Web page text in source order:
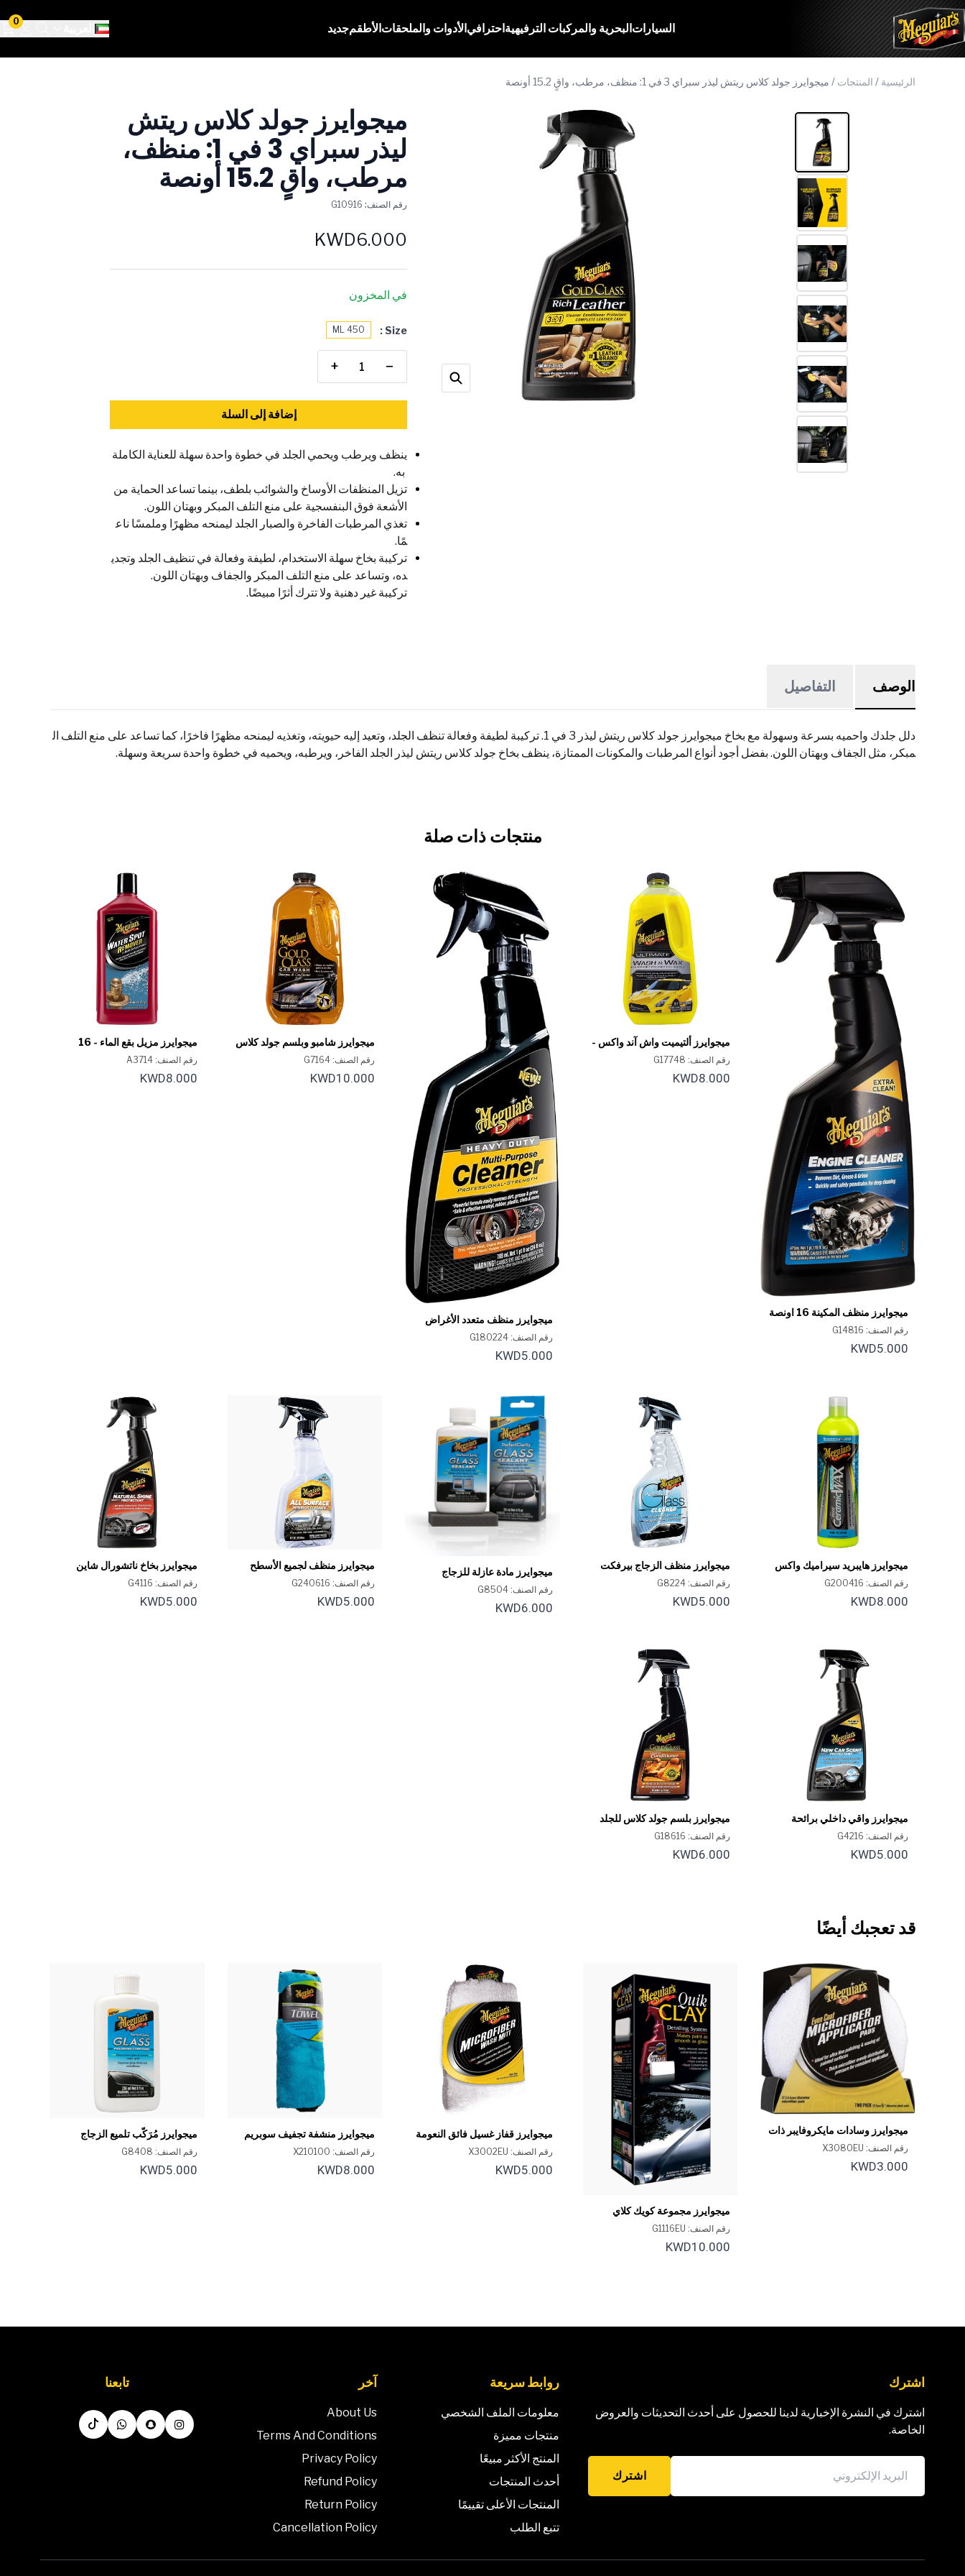
السياراتالبحرية والمركبات الترفيهيةاحترافيالأدوات والملحقاتالأطقمجديد
0
الرئيسية / المنتجات / ميجوايرز جولد كلاس ريتش ليذر سبراي 3 في 1: منظف، مرطب، واقٍ 15.2 أونصة
ميجوايرز جولد كلاس ريتش
ليذر سبراي 3 في 1: منظف،
مرطب، واقٍ 15.2 أونصة
رقم الصنف:
KWD6.000
في المخزون
Size :
450 ML
−
+
إضافة إلى السلة
ينظف ويرطب ويحمي الجلد في خطوة واحدة سهلة للعناية الكاملة
به.
تزيل المنظفات الأوساخ والشوائب بلطف، بينما تساعد الحماية من
الأشعة فوق البنفسجية على منع التلف المبكر وبهتان اللون.
تغذي المرطبات الفاخرة والصبار الجلد ليمنحه مظهرًا وملمسًا ناع
مًا.
تركيبة بخاخ سهلة الاستخدام، لطيفة وفعالة في تنظيف الجلد وتجدي
ده، وتساعد على منع التلف المبكر والجفاف وبهتان اللون.
تركيبة غير دهنية ولا تترك أثرًا مبيضًا.
الوصف التفاصيل
دلل جلدك واحميه بسرعة وسهولة مع بخاخ ميجوايرز جولد كلاس ريتش ليذر 3 في 1. تركيبة لطيفة وفعالة تنظف الجلد، وتعيد إليه حيويته، وتغذيه ليمنحه مظهرًا فاخرًا، كما تساعد على منع التلف ال
مبكر، مثل الجفاف وبهتان اللون. بفضل أجود أنواع المرطبات والمكونات الممتازة، ينظف بخاخ جولد كلاس ريتش ليذر الجلد الفاخر، ويرطبه، ويحميه في خطوة واحدة سريعة وسهلة.
منتجات ذات صلة
ميجوايرز منظف المكينة 16 اونصة
رقم الصنف: G14816
KWD5.000
ميجوايرز ألتيميت واش آند واكس -
48 أونصة.
رقم الصنف: G17748
KWD8.000
ميجوايرز منظف متعدد الأغراض
شديد التحمل، 24 أونصة
رقم الصنف: G180224
KWD5.000
ميجوايرز شامبو وبلسم جولد كلاس
لغسيل السيارات - 64 أونصة.
رقم الصنف: G7164
KWD10.000
ميجوايرز مزيل بقع الماء - 16
أونصة.
رقم الصنف: A3714
KWD8.000
ميجوايرز هايبريد سيراميك واكس
السائل 16 أونصة
رقم الصنف: G200416
KWD8.000
ميجوايرز منظف ​​الزجاج بيرفكت
كلاريتي 24 أونصة
رقم الصنف: G8224
KWD5.000
ميجوايرز مادة عازلة للزجاج
بيرفكت كلاريتي - 4 أونصة
رقم الصنف: G8504
KWD6.000
ميجوايرز منظف لجميع الأسطح
الداخلية 16 أونصة
رقم الصنف: G240616
KWD5.000
ميجوايرز بخاخ ناتشورال شاين
لحماية الفينيل والمطاط 16 أونصة
رقم الصنف: G4116
KWD5.000
ميجوايرز واقي داخلي برائحة
السيارة الجديدة - 16 أونصة.
رقم الصنف: G4216
KWD5.000
ميجوايرز بلسم جولد كلاس للجلد
16 أونصة
رقم الصنف: G18616
KWD6.000
قد تعجبك أيضًا
ميجوايرز وسادات مايكروفايبر ذات
تغطية متساوية إيفن-كوت
رقم الصنف: X3080EU
KWD3.000
ميجوايرز مجموعة كويك كلاي
الإبتدائية
رقم الصنف: G1116EU
KWD10.000
ميجوايرز قفاز غسيل فائق النعومة
من الألياف الدقيقة
رقم الصنف: X3002EU
KWD5.000
ميجوايرز منشفة تجفيف سوبريم
شاين
رقم الصنف: X210100
KWD8.000
ميجوايرز مُرَكّب تلميع الزجاج
بيرفكت كلاريتي 8 أونصة
رقم الصنف: G8408
KWD5.000
اشترك
اشترك في النشرة الإخبارية لدينا للحصول على أحدث التحديثات والعروض
الخاصة.
اشترك
روابط سريعة
معلومات الملف الشخصي
منتجات مميزة
المنتج الأكثر مبيعًا
أحدث المنتجات
المنتجات الأعلى تقييمًا
تتبع الطلب
آخر
About Us
Terms And Conditions
Privacy Policy
Refund Policy
Return Policy
Cancellation Policy
تابعنا